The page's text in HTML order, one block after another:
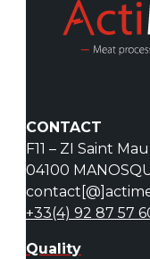
CONTACT
F11 – ZI Saint
04100
+33(4) 92 87 57
Quality